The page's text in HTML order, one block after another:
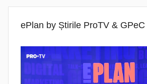
ePlan by Știrile ProTV & GPeC